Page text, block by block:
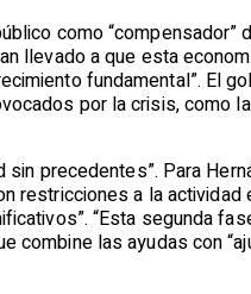
como “compensador”
llevado a que esta
fundamental”. El
por la crisis, como
precedentes”. Para
restricciones a la
“Esta segunda
combine las ayudas con